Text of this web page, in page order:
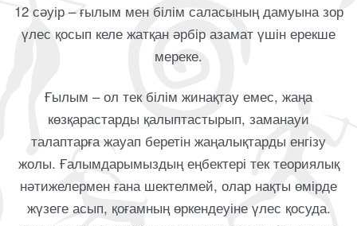
12 сәуір – ғылым мен білім саласының дамуына зор
үлес қосып келе жатқан әрбір азамат үшін ерекше
мереке.
Ғылым – ол тек білім жинақтау емес, жаңа
көзқарастарды қалыптастырып, заманауи
талаптарға жауап беретін жаңалықтарды енгізу
жолы. Ғалымдарымыздың еңбектері тек теориялық
нәтижелермен ғана шектелмей, олар нақты өмірде
жүзеге асып, қоғамның өркендеуіне үлес қосуда.